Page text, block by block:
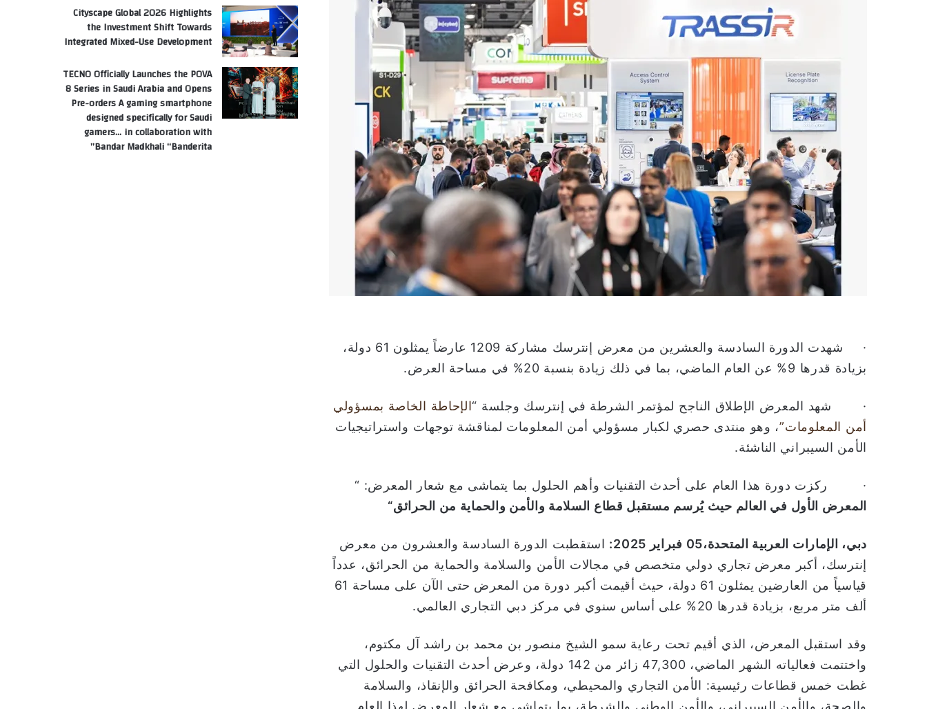
ب
ر
إ
ك
ر
و
ن
ي
· شهدت الدورة السادسة والعشرين من معرض إنترسك مشاركة 1209 عارضاً يمثلون 61 دولة،
بزيادة قدرها 9% عن العام الماضي، بما في ذلك زيادة بنسبة 20% في مساحة العرض.
· شهد المعرض الإطلاق الناجح لمؤتمر الشرطة في إنترسك وجلسة “الإحاطة الخاصة بمسؤولي
أمن المعلومات”، وهو منتدى حصري لكبار مسؤولي أمن المعلومات لمناقشة توجهات واستراتيجيات
الأمن السيبراني الناشئة.
· ركزت دورة هذا العام على أحدث التقنيات وأهم الحلول بما يتماشى مع شعار المعرض: “
المعرض الأول في العالم حيث يُرسم مستقبل قطاع السلامة والأمن والحماية من الحرائق“
دبي، الإمارات العربية المتحدة،05 فبراير 2025:
استقطبت الدورة السادسة والعشرون من معرض
إنترسك، أكبر معرض تجاري دولي متخصص في مجالات الأمن والسلامة والحماية من الحرائق، عدداً
قياسياً من العارضين يمثلون 61 دولة، حيث أقيمت أكبر دورة من المعرض حتى الآن على مساحة 61
ألف متر مربع، بزيادة قدرها 20% على أساس سنوي في مركز دبي التجاري العالمي.
وقد استقبل المعرض، الذي أقيم تحت رعاية سمو الشيخ منصور بن محمد بن راشد آل مكتوم،
واختتمت فعالياته الشهر الماضي، 47,300 زائر من 142 دولة، وعرض أحدث التقنيات والحلول التي
غطت خمس قطاعات رئيسية: الأمن التجاري والمحيطي، ومكافحة الحرائق والإنقاذ، والسلامة
والصحة، والأمن السيبراني، والأمن الوطني والشرطة، بما يتماشى مع شعار المعرض لهذا العام
Cityscape Global 2026 Highlights
the Investment Shift Towards
Integrated Mixed-Use Development
TECNO Officially Launches the POVA
8 Series in Saudi Arabia and Opens
Pre-orders A gaming smartphone
designed specifically for Saudi
gamers… in collaboration with
Bandar Madkhali “Banderita”